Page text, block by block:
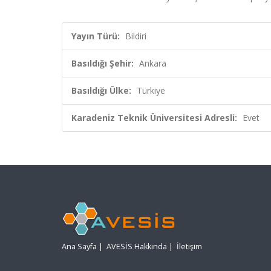
Yayın Türü: Bildiri
Basıldığı Şehir: Ankara
Basıldığı Ülke: Türkiye
Karadeniz Teknik Üniversitesi Adresli: Evet
Ana Sayfa | AVESİS Hakkında | İletişim